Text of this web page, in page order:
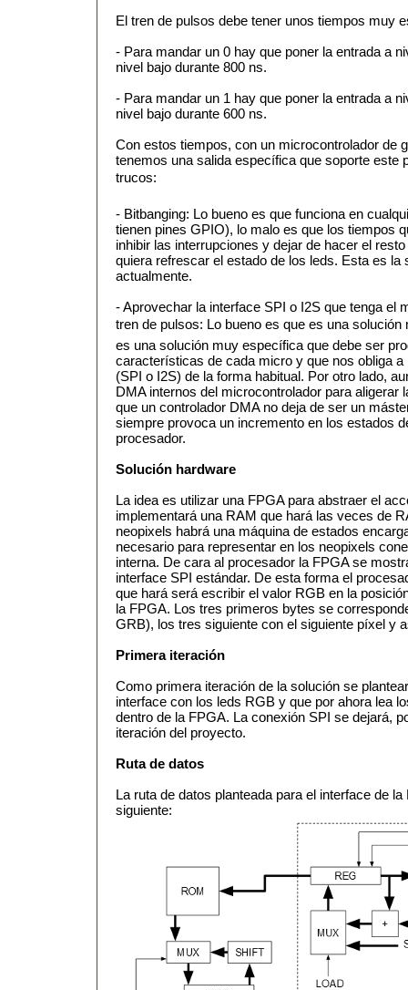
El tren de pulsos debe tener unos tiempos muy
- Para mandar un 0 hay que poner la entrada a
nivel bajo durante 800 ns.
- Para mandar un 1 hay que poner la entrada a
nivel bajo durante 600 ns.
Con estos tiempos, con un microcontrolador de
tenemos una salida específica que soporte este
trucos:
- Bitbanging: Lo bueno es que funciona en
tienen pines GPIO), lo malo es que los tiempos
inhibir las interrupciones y dejar de hacer el
quiera refrescar el estado de los leds. Esta es la
actualmente.
- Aprovechar la interface SPI o I2S que tenga el
tren de pulsos: Lo bueno es que es una solución
es una solución muy específica que debe ser
características de cada micro y que nos obliga
(SPI o I2S) de la forma habitual. Por otro lado,
DMA internos del microcontrolador para aligerar
que un controlador DMA no deja de ser un
siempre provoca un incremento en los estados
procesador.
Solución hardware
La idea es utilizar una FPGA para abstraer el
implementará una RAM que hará las veces de
neopixels habrá una máquina de estados
necesario para representar en los neopixels
interna. De cara al procesador la FPGA se
interface SPI estándar. De esta forma el
que hará será escribir el valor RGB en la
la FPGA. Los tres primeros bytes se
GRB), los tres siguiente con el siguiente píxel y
Primera iteración
Como primera iteración de la solución se
interface con los leds RGB y que por ahora lea
dentro de la FPGA. La conexión SPI se dejará,
iteración del proyecto.
Ruta de datos
La ruta de datos planteada para el interface de
siguiente: